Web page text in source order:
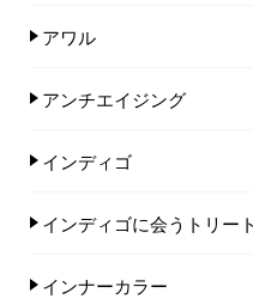
アワル
アンチエイジング
インディゴ
インディゴに会うトリー
インナーカラー